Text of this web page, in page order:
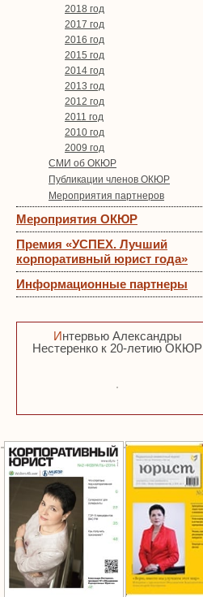
2018 год
2017 год
2016 год
2015 год
2014 год
2013 год
2012 год
2011 год
2010 год
2009 год
СМИ об ОКЮР
Публикации членов ОКЮР
Мероприятия партнеров
Мероприятия ОКЮР
Премия «УСПЕХ. Лучший
корпоративный юрист года»
Информационные партнеры
Интервью Александры
Нестеренко к 20-летию ОКЮР